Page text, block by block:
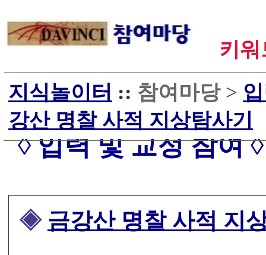
키
지식놀이터 :: 참여마당>
강산 명찰 사적 지상탐사기
◊ 입력 및 교정 참여 ◊
◈ 금강산 명찰 사적 지